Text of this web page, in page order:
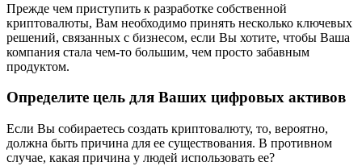
Прежде чем приступить к разработке собственной
криптовалюты, Вам необходимо принять несколько ключевых
решений, связанных с бизнесом, если Вы хотите, чтобы Ваша
компания стала чем-то большим, чем просто забавным
продуктом.
Определите цель для Ваших цифровых активов
Если Вы собираетесь создать криптовалюту, то, вероятно,
должна быть причина для ее существования. В противном
случае, какая причина у людей использовать ее?